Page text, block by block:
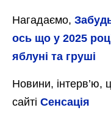
Нагадаємо,
ось що у 2025
яблуні та груші
Новини, інтерв’ю,
сайті Сенсація